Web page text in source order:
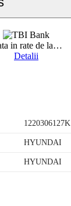
in rate de la…
Detalii
1220306127K
HYUNDAI
HYUNDAI